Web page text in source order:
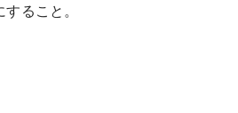
ること。